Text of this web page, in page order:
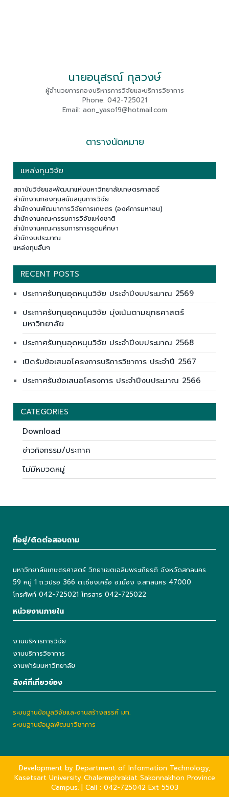
นายอนุสรณ์ กุลวงษ์
ผู้อำนวยการกองบริหารการวิจัยและบริการวิชาการ
Phone: 042-725021
Email: aon_yaso19@hotmail.com
ตารางนัดหมาย
แหล่งทุนวิจัย
สถาบันวิจัยและพัฒนาแห่งมหาวิทยาลัยเกษตรศาสตร์
สำนักงานกองทุนสนับสนุนการวิจัย
สำนักงานพัฒนาการวิจัยการเกษตร (องค์การมหาชน)
สำนักงานคณะกรรมการวิจัยแห่งชาติ
สำนักงานคณะกรรมการการอุดมศึกษา
สำนักงบประมาณ
แหล่งทุนอื่นๆ
RECENT POSTS
ประกาศรับทุนอุดหนุนวิจัย ประจำปีงบประมาณ 2569
ประกาศรับทุนอุดหนุนวิจัย มุ่งเน้นตามยุทธศาสตร์
มหาวิทยาลัย
ประกาศรับทุนอุดหนุนวิจัย ประจำปีงบประมาณ 2568
เปิดรับข้อเสนอโครงการบริการวิชาการ ประจำปี 2567
ประกาศรับข้อเสนอโครงการ ประจำปีงบประมาณ 2566
CATEGORIES
Download
ข่าวกิจกรรม/ประกาศ
ไม่มีหมวดหมู่
ที่อยู่/ติดต่อสอบถาม
มหาวิทยาลัยเกษตรศาสตร์ วิทยาเขตเฉลิมพระเกียรติ จังหวัดสกลนคร
59 หมู่ 1 ถ.วปรอ 366 ต.เชียงเครือ อ.เมือง จ.สกลนคร 47000
โทรศัพท์ 042-725021 โทรสาร 042-725022
หน่วยงานภายใน
งานบริหารการวิจัย
งานบริการวิชาการ
งานฟาร์มมหาวิทยาลัย
ลิงค์ที่เกี่ยวข้อง
ระบบฐานข้อมูลวิจัยและงานสร้างสรรค์ มก.
ระบบฐานข้อมูลพัฒนาวิชาการ
Development by Department of Information Technology,
Kasetsart University Chalermphrakiat Sakonnakhon Province
Campus. | Call : 042-725042 Ext 5503